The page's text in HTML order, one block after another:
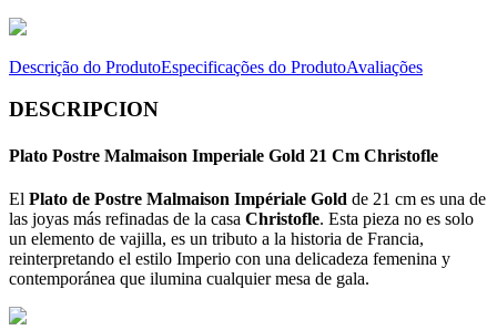
Descrição do ProdutoEspecificações do ProdutoAvaliações
DESCRIPCION
Plato Postre Malmaison Imperiale Gold 21 Cm Christofle
El Plato de Postre Malmaison Impériale Gold de 21 cm es una de
las joyas más refinadas de la casa Christofle. Esta pieza no es solo
un elemento de vajilla, es un tributo a la historia de Francia,
reinterpretando el estilo Imperio con una delicadeza femenina y
contemporánea que ilumina cualquier mesa de gala.